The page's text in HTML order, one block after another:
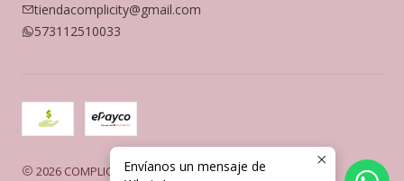
tiendacomplicity@gmail.com
573112510033
2026 COMPLICITY.Envíanos un mensaje de